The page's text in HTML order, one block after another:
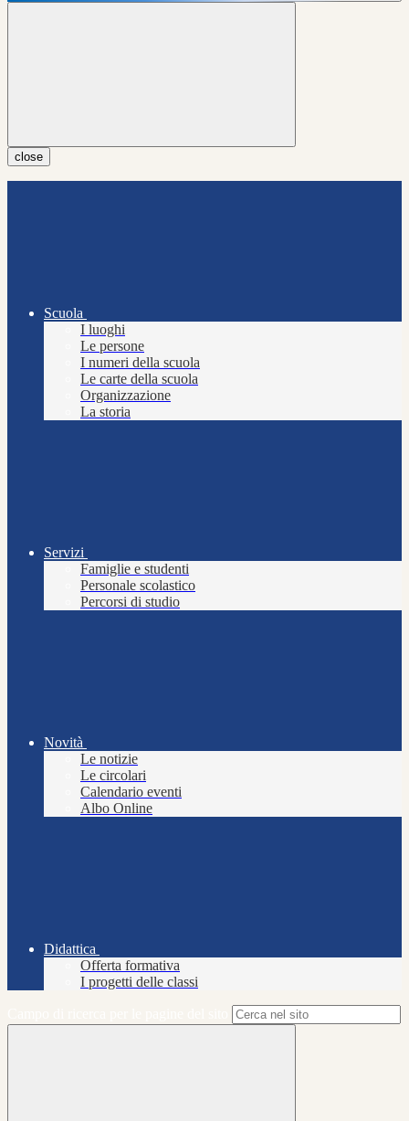
close
Scuola
I luoghi
Le persone
I numeri della scuola
Le carte della scuola
Organizzazione
La storia
Servizi
Famiglie e studenti
Personale scolastico
Percorsi di studio
Novità
Le notizie
Le circolari
Calendario eventi
Albo Online
Didattica
Offerta formativa
I progetti delle classi